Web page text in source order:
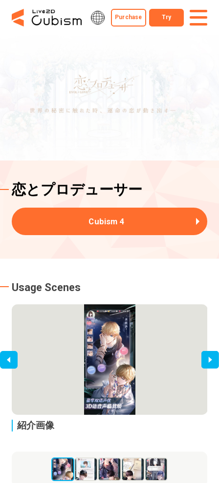
Purchase Try
恋とプロデューサー
Cubism 4
Usage Scenes
紹介画像